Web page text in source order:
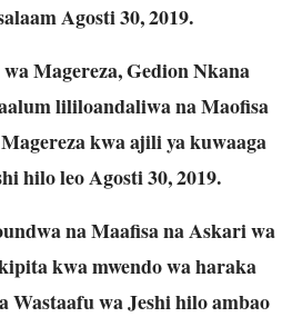
Agosti 30, 2019.
Magereza, Gedion Nkana
lililoandaliwana Maofisa
kwa ajili ya kuwaaga
hilo leoAgosti 30, 2019.
na Maafisa na Askari wa
kwamwendo wa haraka
Wastaafu wa Jeshi hilo ambao